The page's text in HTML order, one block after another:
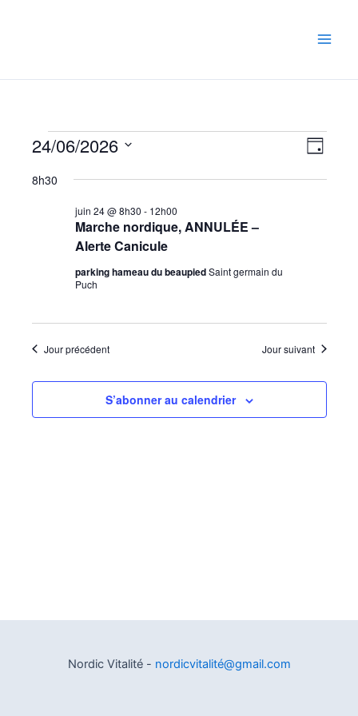
Évènements
for
24,
par
de
Jour
24/06/2026
8h30
Marche nordique, ANNULÉE –
Alerte Canicule
juin 24 @ 8h30 - 12h00
parking hameau du beaupiedSaint germain du
Puch
Jour précédent Jour suivant
S’abonner au calendrier
Nordic Vitalité - nordicvitalité@gmail.com